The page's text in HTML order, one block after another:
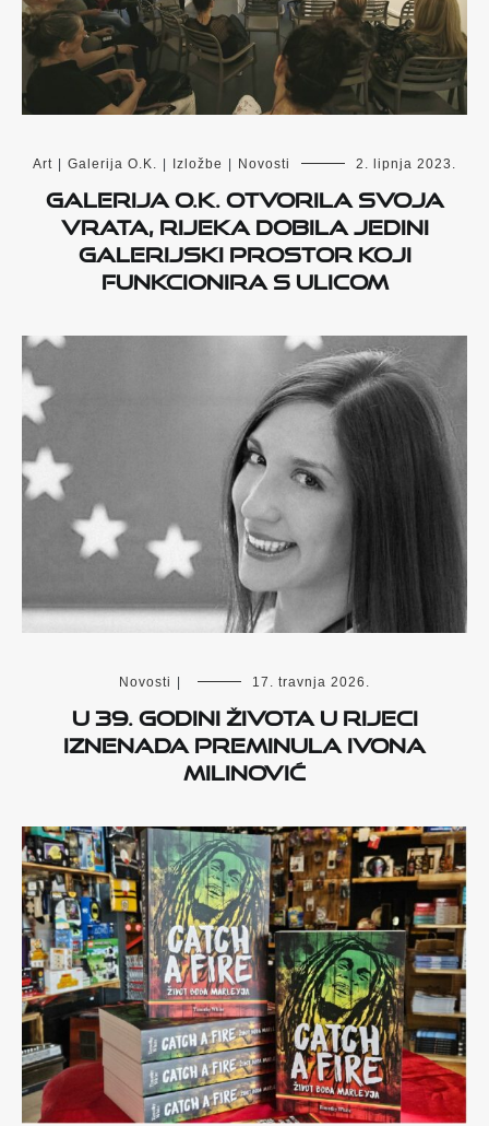
Art Galerija O.K. Izložbe Novosti 2. lipnja 2023.
Galerija O.K. otvorila svoja
vrata, Rijeka dobila jedini
galerijski prostor koji
funkcionira s ulicom
Novosti 17. travnja 2026.
U 39. godini života u Rijeci
iznenada preminula Ivona
Milinović